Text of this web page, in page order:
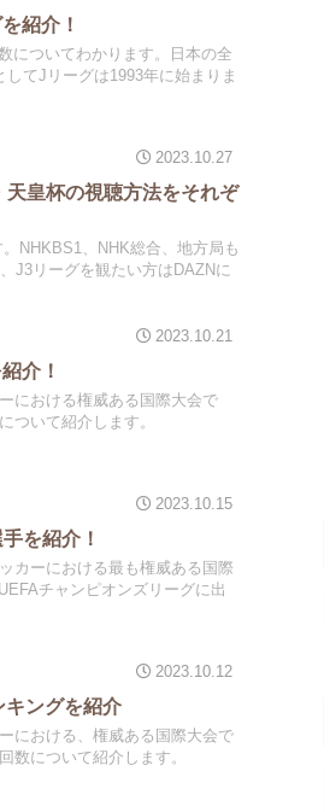
紹介！
についてわかります。日本の全
てJリーグは1993年に始まりま
2023.10.27
皇杯の視聴方法をそれぞ
NHKBS1、NHK総合、地方局も
J3リーグを観たい方はDAZNに
2023.10.21
介！
における権威ある国際大会で
ついて紹介します。
2023.10.15
を紹介！
カーにおける最も権威ある国際
チャンピオンズリーグに出
2023.10.12
ングを紹介
における、権威ある国際大会で
数について紹介します。